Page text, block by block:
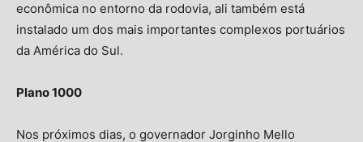
econômica no entorno da rodovia, ali também está
instalado um dos mais importantes complexos portuários
da América do Sul.
Plano 1000
Nos próximos dias, o governador Jorginho Mello